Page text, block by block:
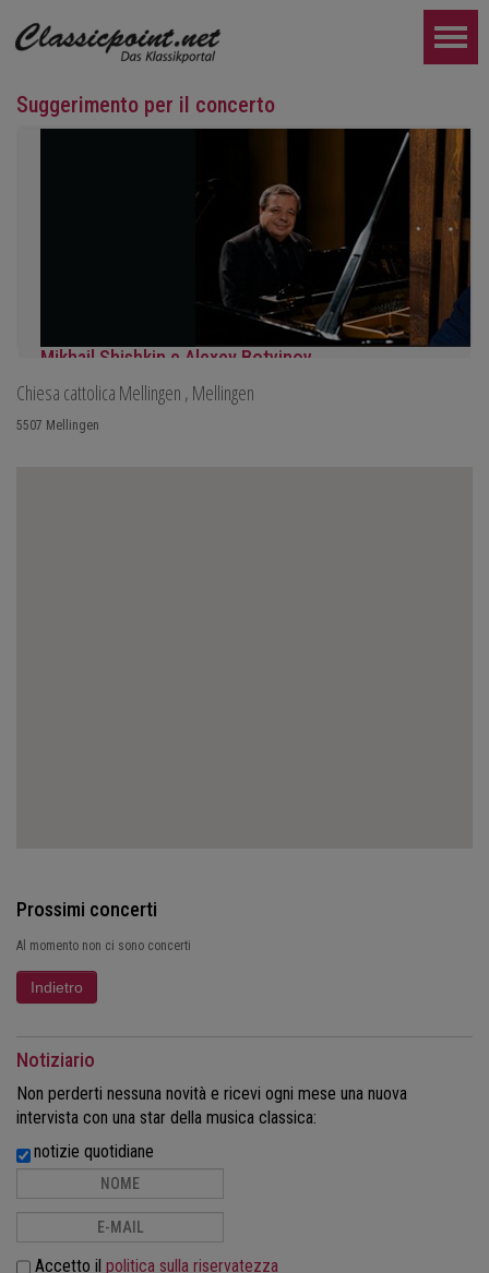
Suggerimento per il concerto
Mikhail Shishkin e Alexey Botvinov
Mikhail Shishkin - Lettura, discussione e Alexey Botvinov -
Domenica 16 agosto 2026, ore 10:30, Hotel Hammer (Svizzera)
Chiesa cattolica Mellingen , Mellingen
5507 Mellingen
Prossimi concerti
Al momento non ci sono concerti
Notiziario
Non perderti nessuna novità e ricevi ogni mese una nuova
intervista con una star della musica classica:
notizie quotidiane
Accetto il politica sulla riservatezza